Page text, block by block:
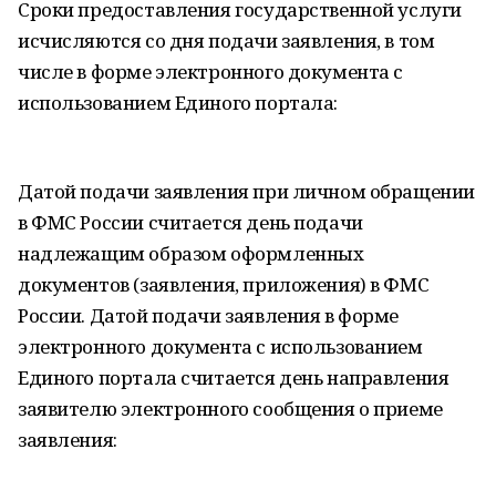
Сроки предоставления государственной услуги
исчисляются со дня подачи заявления, в том
числе в форме электронного документа с
использованием Единого портала:
Датой подачи заявления при личном обращении
в ФМС России считается день подачи
надлежащим образом оформленных
документов (заявления, приложения) в ФМС
России. Датой подачи заявления в форме
электронного документа с использованием
Единого портала считается день направления
заявителю электронного сообщения о приеме
заявления: